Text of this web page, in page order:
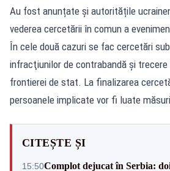
Au fost anunțate și autoritățile
vederea cercetării în comun a
În cele două cazuri se fac cercetări
infracţiunilor de contrabandă și
frontierei de stat. La finalizarea
persoanele implicate vor fi luate
CITEȘTE ȘI
15:50Complot dejucat în Serbia: